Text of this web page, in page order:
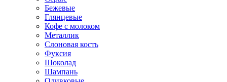
Бежевые
Глянцевые
Кофе с молоком
Металлик
Слоновая кость
Фуксия
Шоколад
Шампань